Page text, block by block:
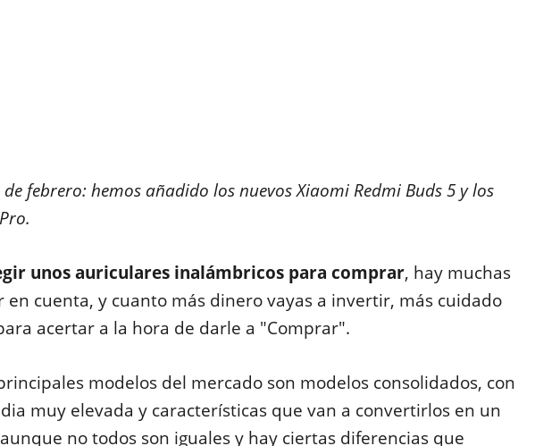
febrero: hemos añadido los nuevos Xiaomi Redmi Buds 5 y los
unos auriculares inalámbricos para comprar, hay muchas
en cuenta, y cuanto más dinero vayas a invertir, más cuidado
acertar a la hora de darle a "Comprar".
modelos del mercado son modelos consolidados, con
muy elevada y características que van a convertirlos en un
no todos son iguales y hay ciertas diferencias que